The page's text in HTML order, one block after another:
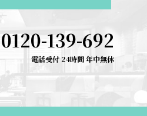
0120-139-692
電話受付 24時間 年中無休